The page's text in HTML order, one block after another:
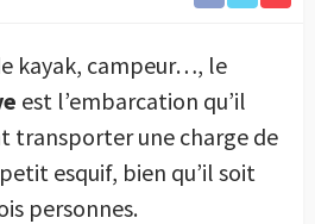
kayak, campeur…, le
est l’embarcation qu’il
transporter une charge de
esquif, bien qu’il soit
personnes.